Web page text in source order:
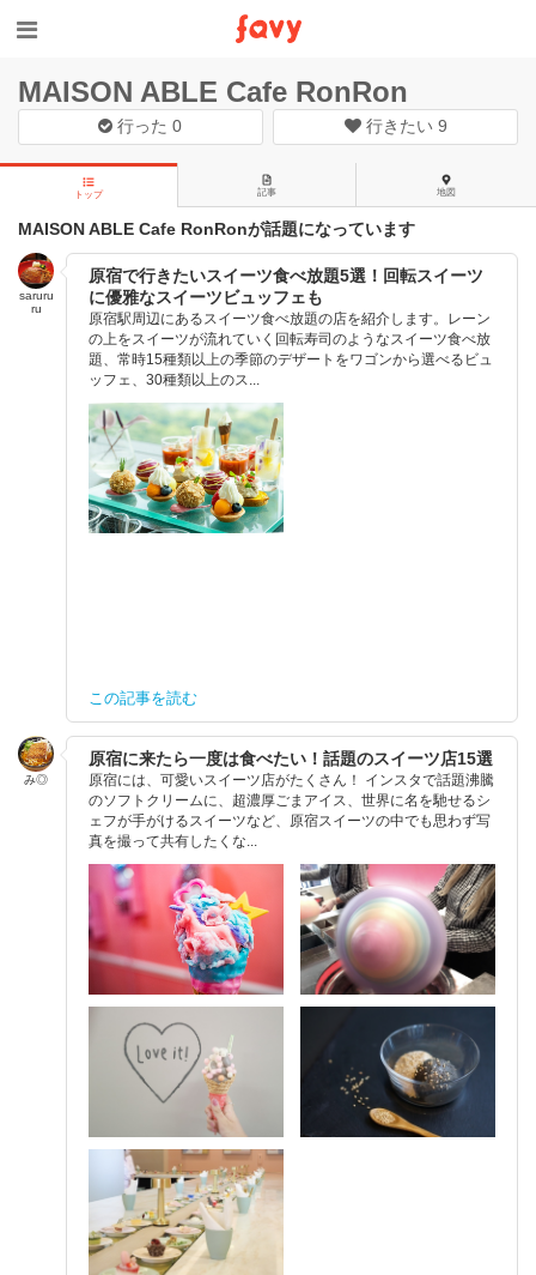
MAISON ABLE Cafe RonRon
行った0 行きたい 9
トップ 記事 地図
MAISON ABLE Cafe RonRonが話題になっています
saruru
ru
原宿で行きたいスイーツ食べ放題5選！回転スイーツ
に優雅なスイーツビュッフェも
原宿駅周辺にあるスイーツ食べ放題の店を紹介します。レーン
の上をスイーツが流れていく回転寿司のようなスイーツ食べ放
題、常時15種類以上の季節のデザートをワゴンから選べるビュ
ッフェ、30種類以上のス...
この記事を読む
み◎
原宿に来たら一度は食べたい！話題のスイーツ店15選
原宿には、可愛いスイーツ店がたくさん！ インスタで話題沸騰
のソフトクリームに、超濃厚ごまアイス、世界に名を馳せるシ
ェフが手がけるスイーツなど、原宿スイーツの中でも思わず写
真を撮って共有したくな...